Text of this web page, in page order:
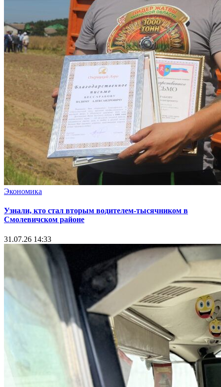
Экономика
Узнали, кто стал вторым водителем-тысячником в
Смолевичском районе
31.07.26 14:33